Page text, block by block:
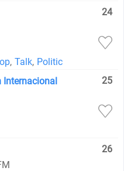
24
, Talk, Politic
Internacional
25
26